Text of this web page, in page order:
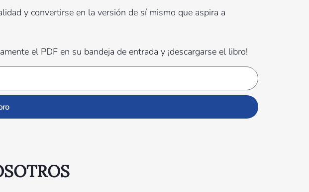
y convertirse en la versión de sí mismo que aspira a
el PDF en su bandeja de entrada y ¡descargarse el libro!